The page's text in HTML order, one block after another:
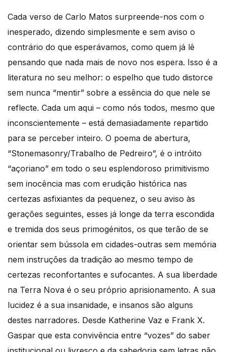
Cada verso de Carlo Matos surpreende-nos com o
inesperado, dizendo simplesmente e sem aviso o
contrário do que esperávamos, como quem já lê
pensando que nada mais de novo nos espera. Isso é a
literatura no seu melhor: o espelho que tudo distorce
sem nunca “mentir” sobre a essência do que nele se
reflecte. Cada um aqui – como nós todos, mesmo que
inconscientemente – está demasiadamente repartido
para se perceber inteiro. O poema de abertura,
“Stonemasonry/Trabalho de Pedreiro”, é o intróito
“açoriano” em todo o seu esplendoroso primitivismo
sem inocência mas com erudição histórica nas
certezas asfixiantes da pequenez, o seu aviso às
gerações seguintes, esses já longe da terra escondida
e tremida dos seus primogénitos, os que terão de se
orientar sem bússola em cidades-outras sem memória
nem instruções da tradição ao mesmo tempo de
certezas reconfortantes e sufocantes. A sua liberdade
na Terra Nova é o seu próprio aprisionamento. A sua
lucidez é a sua insanidade, e insanos são alguns
destes narradores. Desde Katherine Vaz e Frank X.
Gaspar que esta convivência entre “vozes” do saber